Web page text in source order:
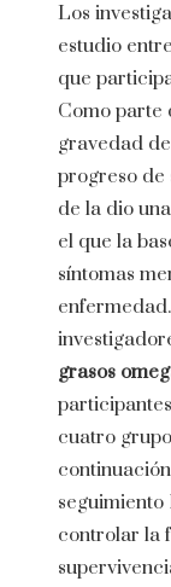
Los
estudio entre
que
Como parte
gravedad
progreso de
de la dio
el que la
síntomas
grasos
cuatro
seguimiento
controlar la